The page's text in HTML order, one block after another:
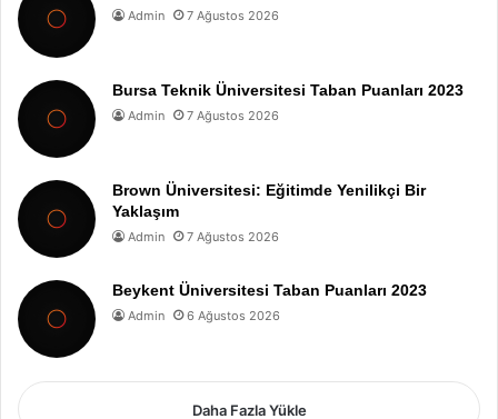
Admin 7 Ağustos 2026
Bursa Teknik Üniversitesi Taban Puanları 2023
Admin 7 Ağustos 2026
Brown Üniversitesi: Eğitimde Yenilikçi Bir
Yaklaşım
Admin 7 Ağustos 2026
Beykent Üniversitesi Taban Puanları 2023
Admin 6 Ağustos 2026
Daha Fazla Yükle